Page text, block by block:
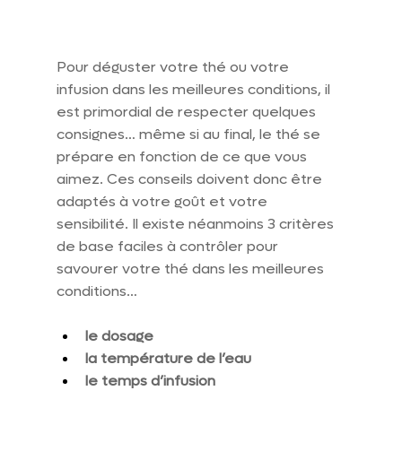
Pour déguster votre thé ou votre
infusion dans les meilleures conditions, il
est primordial de respecter quelques
consignes… même si au final, le thé se
prépare en fonction de ce que vous
aimez. Ces conseils doivent donc être
adaptés à votre goût et votre
sensibilité. Il existe néanmoins 3 critères
de base faciles à contrôler pour
savourer votre thé dans les meilleures
conditions…
le dosage
la température de l’eau
le temps d’infusion